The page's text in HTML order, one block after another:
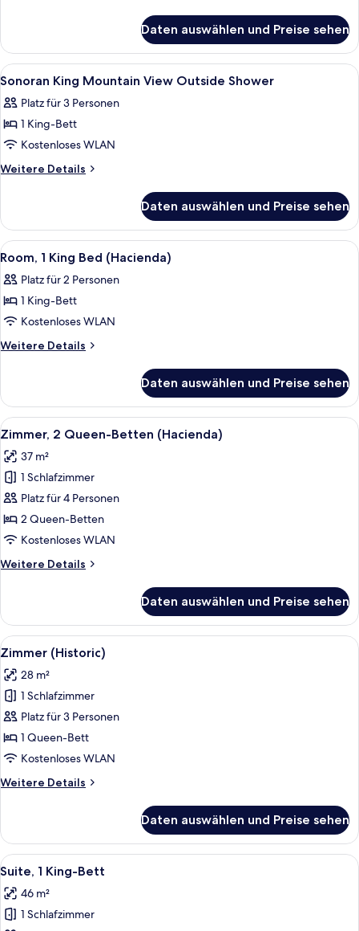
(Sonoran)
anzeigen
1
King
Bed,
(Sonoran)
Daten auswählen und Preise sehen
Alle
Fotos
für
Sonoran
King
Mountain
Shower
anzeigen
Ein Schlafzimmer mit Bett,
3
Sonoran King Mountain View Outside Shower
Platz für 3 Personen
1 King-Bett
Kostenloses WLAN
Weitere Details
Weitere
King
Mountain
View
Shower
Daten auswählen und Preise sehen
Alle
Fotos
für
Room,
1
King
anzeigen
Ein Schlafzimmer mit Bett, Holz-
3
Room, 1 King Bed (Hacienda)
Platz für 2 Personen
1 King-Bett
Kostenloses WLAN
Weitere Details
Weitere
1
King
Bed
Daten auswählen und Preise sehen
Alle
Fotos
für
Zimmer,
2 Queen-
Betten
(Hacienda)
Ein gemütliches Schlafzimmer mit
3
Zimmer, 2 Queen-Betten (Hacienda)
37 m²
1 Schlafzimmer
Platz für 4 Personen
2 Queen-Betten
Kostenloses WLAN
Weitere Details
Weitere
2 Queen-
Betten
(Hacienda)
Daten auswählen und Preise sehen
Alle
Fotos
für
Zimmer
(Historic)
anzeigen
Ein Hotelzimmer mit einem großen
4
Zimmer (Historic)
28 m²
1 Schlafzimmer
Platz für 3 Personen
1 Queen-Bett
Kostenloses WLAN
Weitere Details
Weitere
(Historic)
Daten auswählen und Preise sehen
Alle
Fotos
für
Suite,
Ein Schlafzimmer mit Holzboden,
5
Suite, 1 King-Bett
46 m²
1 Schlafzimmer